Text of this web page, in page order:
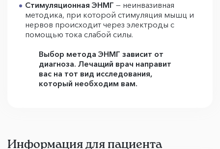
Стимуляционная ЭНМГ — неинвазивная
методика, при которой стимуляция мышц и
нервов происходит через электроды с
помощью тока слабой силы.
Выбор метода ЭНМГ зависит от
диагноза. Лечащий врач направит
вас на тот вид исследования,
который необходим вам.
Информация для пациента